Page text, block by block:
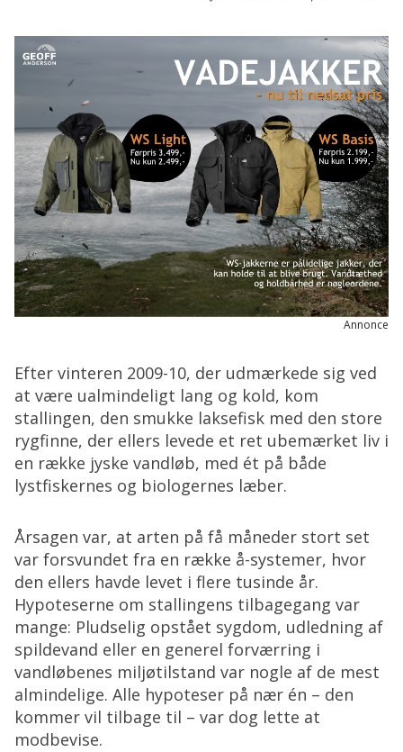
Annonce
Efter vinteren 2009-10, der udmærkede sig ved
at være ualmindeligt lang og kold, kom
stallingen, den smukke laksefisk med den store
rygfinne, der ellers levede et ret ubemærket liv i
en række jyske vandløb, med ét på både
lystfiskernes og biologernes læber.
Årsagen var, at arten på få måneder stort set
var forsvundet fra en række å-systemer, hvor
den ellers havde levet i flere tusinde år.
Hypoteserne om stallingens tilbagegang var
mange: Pludselig opstået sygdom, udledning af
spildevand eller en generel forværring i
vandløbenes miljøtilstand var nogle af de mest
almindelige. Alle hypoteser på nær én – den
kommer vil tilbage til – var dog lette at
modbevise.